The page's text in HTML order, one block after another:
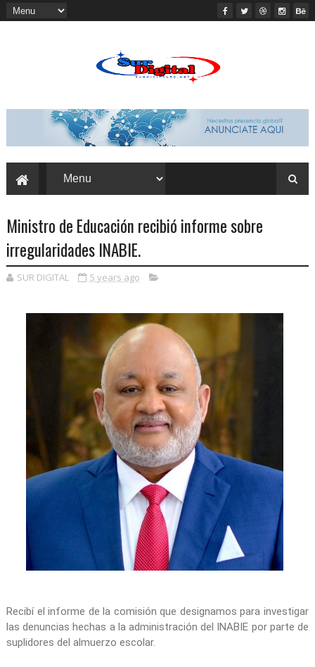
Ministro de Educación recibió informe sobre
irregularidades INABIE.
SUR DIGITAL 5 years ago
Recibí el informe de la comisión que designamos para investigar
las denuncias hechas a la administración del INABIE por parte de
suplidores del almuerzo escolar.